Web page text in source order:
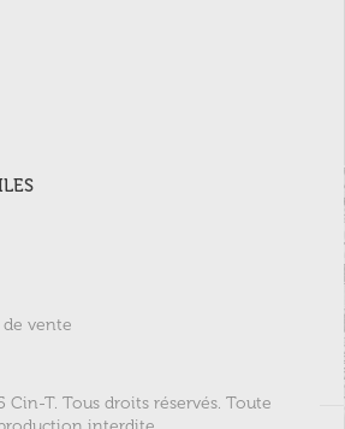
vente
T. Tous droits réservés. Toute